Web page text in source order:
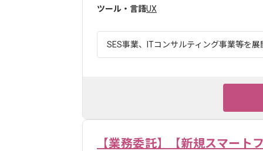
ツール・言語UX
SES事業、ITコンサルティング事業等を
【業務委託】【新規スマート